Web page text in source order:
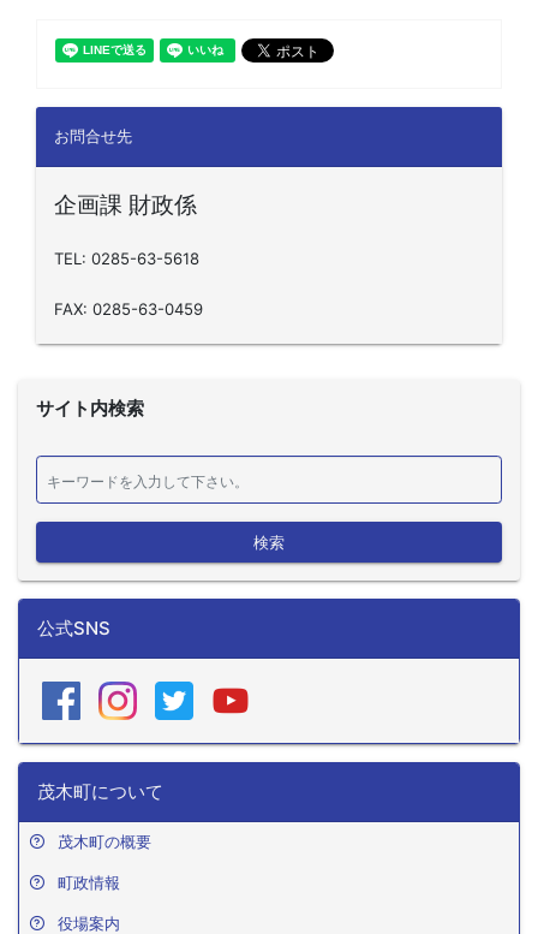
お問合せ先
企画課 財政係
TEL: 0285-63-5618
FAX: 0285-63-0459
サイト内検索
検索
公式SNS
茂木町について
茂木町の概要
町政情報
役場案内